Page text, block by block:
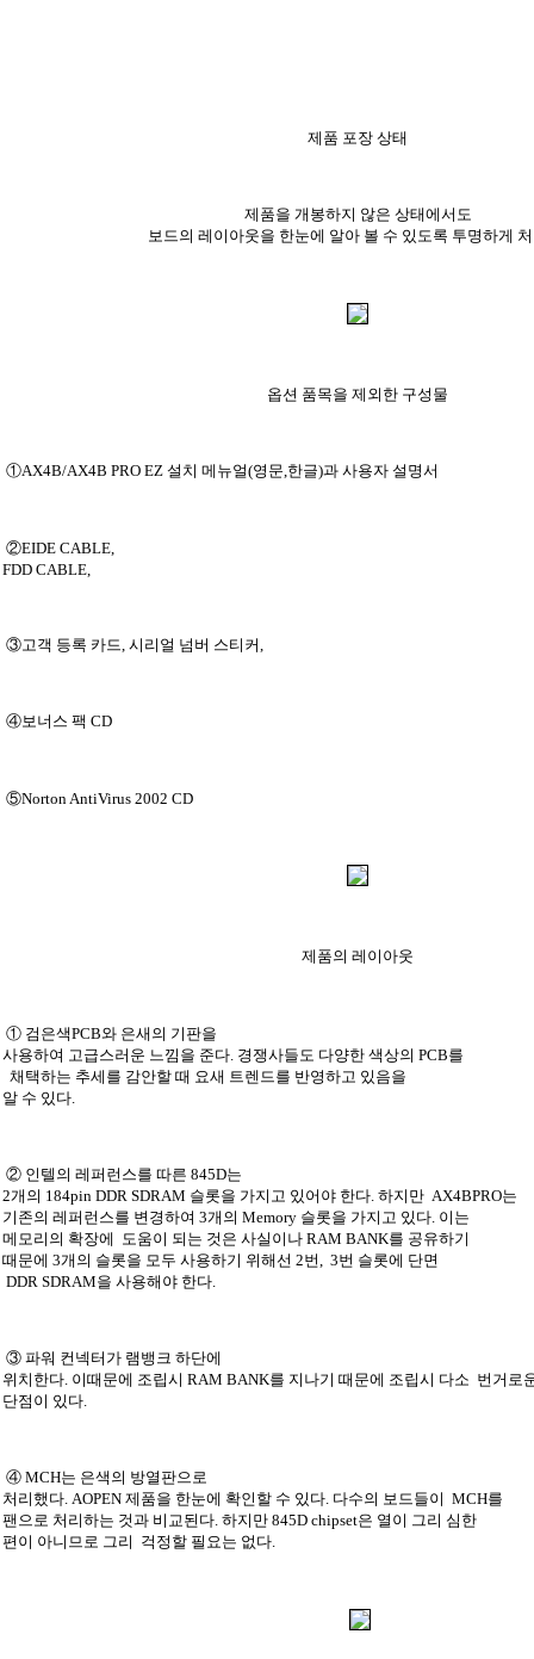
제품 포장 상태
제품을 개봉하지 않은 상태에서도
보드의 레이아웃을 한눈에 알아 볼 수 있도록 투명하게
옵션 품목을 제외한 구성물
①AX4B/AX4B PRO EZ 설치 메뉴얼(영문,한글)과 사용자 설명서
②EIDE CABLE,
FDD CABLE,
③고객 등록 카드, 시리얼 넘버 스티커,
④보너스 팩 CD
⑤Norton AntiVirus 2002 CD
제품의 레이아웃
① 검은색PCB와 은새의 기판을
사용하여 고급스러운 느낌을 준다. 경쟁사들도 다양한 색상의 PCB를
채택하는 추세를 감안할 때 요새 트렌드를 반영하고 있음을
알 수 있다.
② 인텔의 레퍼런스를 따른 845D는
2개의 184pin DDR SDRAM 슬롯을 가지고 있어야 한다. 하지만 AX4BPRO는
기존의 레퍼런스를 변경하여 3개의 Memory 슬롯을 가지고 있다. 이는
메모리의 확장에 도움이 되는 것은 사실이나 RAM BANK를 공유하기
때문에 3개의 슬롯을 모두 사용하기 위해선 2번, 3번 슬롯에 단면
DDR SDRAM을 사용해야 한다.
③ 파워 컨넥터가 램뱅크 하단에
위치한다. 이때문에 조립시 RAM BANK를 지나기 때문에 조립시 다소 번거로
단점이 있다.
④ MCH는 은색의 방열판으로
처리했다. AOPEN 제품을 한눈에 확인할 수 있다. 다수의 보드들이 MCH를
팬으로 처리하는 것과 비교된다. 하지만 845D chipset은 열이 그리 심한
편이 아니므로 그리 걱정할 필요는 없다.